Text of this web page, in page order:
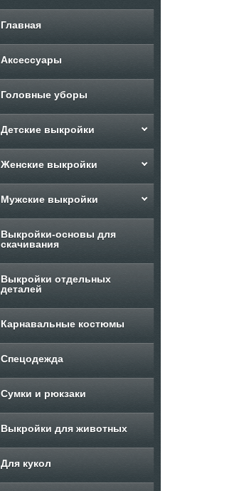
Главная
Аксессуары
Головные уборы
Детские выкройки
Женские выкройки
Мужские выкройки
Выкройки-основы для
скачивания
Выкройки отдельных
деталей
Карнавальные костюмы
Спецодежда
Сумки и рюкзаки
Выкройки для животных
Для кукол